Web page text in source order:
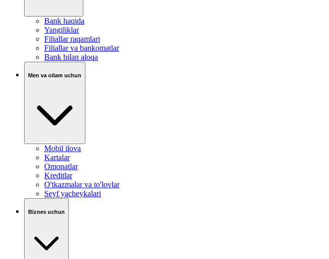
Bank haqida
Yangiliklar
Filiallar raqamlari
Filiallar va bankomatlar
Bank bilan aloqa
Men va oilam uchun
Mobil ilova
Kartalar
Omonatlar
Kreditlar
O'tkazmalar va to'lovlar
Seyf yacheykalari
Biznes uchun